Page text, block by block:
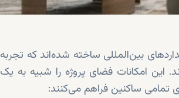
بین‌المللی ساخته شده‌اند که تجربه
این امکانات فضای پروژه را شبیه به یک
تمامی ساکنین فراهم می‌کنند: